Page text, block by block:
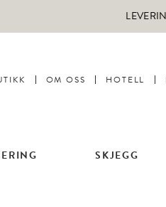
OM OSS HOTELL
SKJEGG